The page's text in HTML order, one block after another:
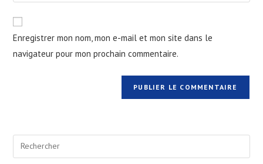
Enregistrer mon nom, mon e-mail et mon site dans le
navigateur pour mon prochain commentaire.